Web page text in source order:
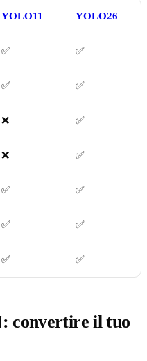
YOLO11 YOLO26
✅ ✅
✅ ✅
❌ ✅
❌ ✅
✅ ✅
✅ ✅
✅ ✅
convertire il tuo